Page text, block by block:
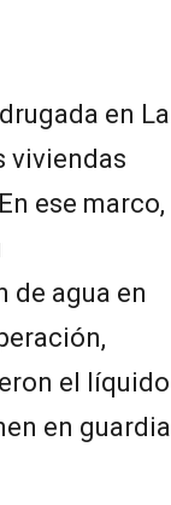
en La
viviendas
ese marco,
de agua en
el líquido
en guardia